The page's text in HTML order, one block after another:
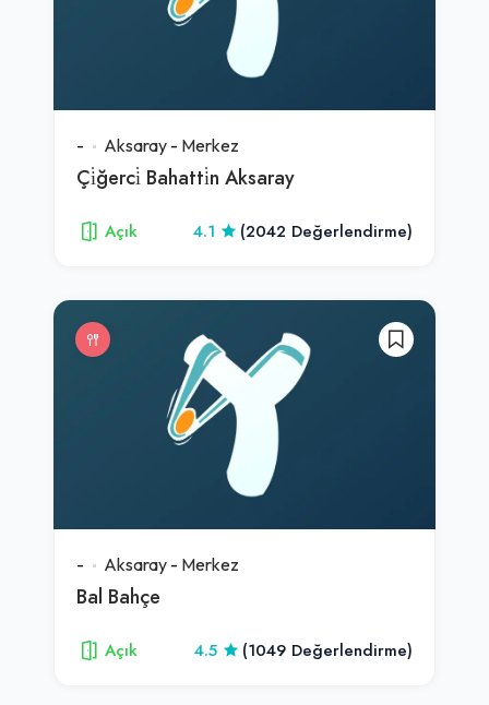
- Aksaray - Merkez
Çi̇ğerci̇ Bahatti̇n Aksaray
Açık 4.1 (2042 Değerlendirme)
- Aksaray - Merkez
Bal Bahçe
Açık 4.5 (1049 Değerlendirme)